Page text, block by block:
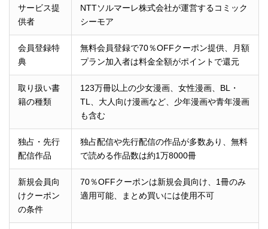
サービス提
供者
NTTソルマーレ株式会社が運営するコミック
シーモア
会員登録特
典
無料会員登録で70％OFFクーポン提供、月額
プラン加入者は料金全額がポイントで還元
取り扱い書
籍の種類
123万冊以上の少女漫画、女性漫画、BL・
TL、大人向け漫画など、少年漫画や青年漫画
も含む
独占・先行
配信作品
独占配信や先行配信の作品が多数あり、無料
で読める作品数は約1万8000冊
新規会員向
けクーポン
の条件
70％OFFクーポンは新規会員向け、1冊のみ
適用可能、まとめ買いには使用不可